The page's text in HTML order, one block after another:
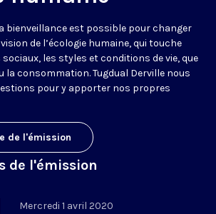
bienveillance est possible pour changer
de l’écologie humaine, qui touche
les styles et conditions de vie, que
la consommation. Tugdual Derville nous
pour y apporter nos propres
de l'émission
de l'émission
Mercredi 1 avril 2020